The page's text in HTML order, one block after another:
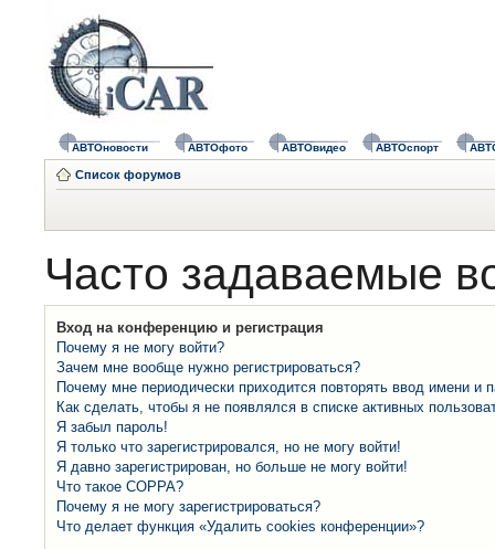
АВТОновости АВТОфото АВТОвидео АВТОспорт
Список форумов
Часто задаваемые
Вход на конференцию и регистрация
Почему я не могу войти?
Зачем мне вообще нужно регистрироваться?
Почему мне периодически приходится повторять ввод имени и
Как сделать, чтобы я не появлялся в списке активных
Я забыл пароль!
Я только что зарегистрировался, но не могу войти!
Я давно зарегистрирован, но больше не могу войти!
Что такое COPPA?
Почему я не могу зарегистрироваться?
Что делает функция «Удалить cookies конференции»?